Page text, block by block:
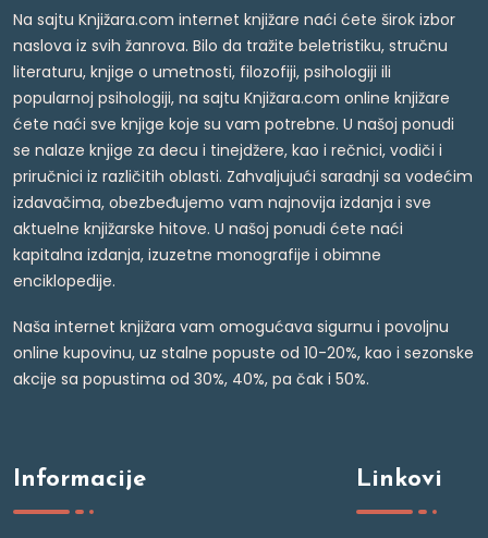
Na sajtu Knjižara.com internet knjižare naći ćete širok izbor
naslova iz svih žanrova. Bilo da tražite beletristiku, stručnu
literaturu, knjige o umetnosti, filozofiji, psihologiji ili
popularnoj psihologiji, na sajtu Knjižara.com online knjižare
ćete naći sve knjige koje su vam potrebne. U našoj ponudi
se nalaze knjige za decu i tinejdžere, kao i rečnici, vodiči i
priručnici iz različitih oblasti. Zahvaljujući saradnji sa vodećim
izdavačima, obezbeđujemo vam najnovija izdanja i sve
aktuelne knjižarske hitove. U našoj ponudi ćete naći
kapitalna izdanja, izuzetne monografije i obimne
enciklopedije.
Naša internet knjižara vam omogućava sigurnu i povoljnu
online kupovinu, uz stalne popuste od 10-20%, kao i sezonske
akcije sa popustima od 30%, 40%, pa čak i 50%.
Informacije Linkovi